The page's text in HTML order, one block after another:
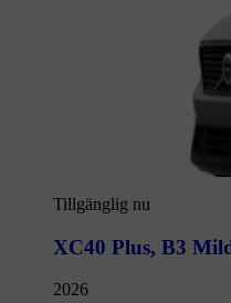
Tillgänglig nu
XC40 Plus, B3
2026